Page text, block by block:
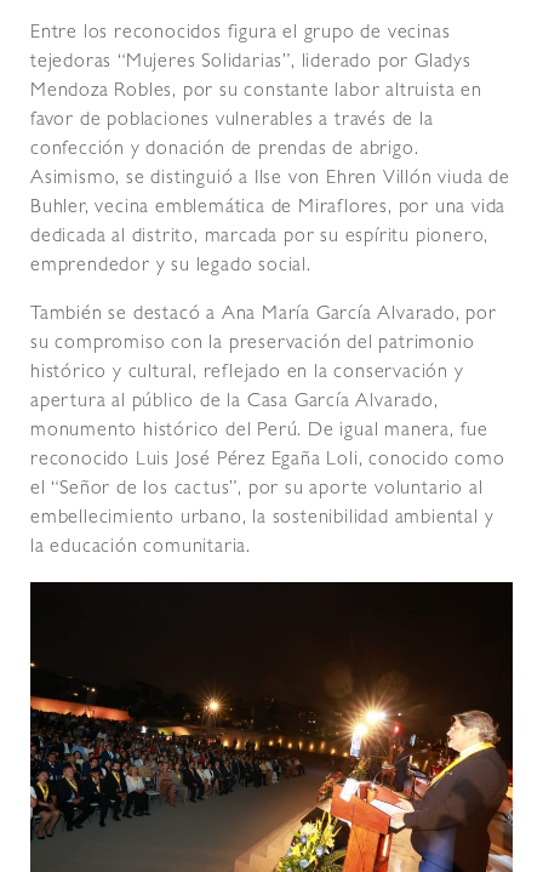
Entre los reconocidos figura el grupo de vecinas
tejedoras “Mujeres Solidarias”, liderado por Gladys
Mendoza Robles, por su constante labor altruista en
favor de poblaciones vulnerables a través de la
confección y donación de prendas de abrigo.
Asimismo, se distinguió a Ilse von Ehren Villón viuda de
Buhler, vecina emblemática de Miraflores, por una vida
dedicada al distrito, marcada por su espíritu pionero,
emprendedor y su legado social.
También se destacó a Ana María García Alvarado, por
su compromiso con la preservación del patrimonio
histórico y cultural, reflejado en la conservación y
apertura al público de la Casa García Alvarado,
monumento histórico del Perú. De igual manera, fue
reconocido Luis José Pérez Egaña Loli, conocido como
el “Señor de los cactus”, por su aporte voluntario al
embellecimiento urbano, la sostenibilidad ambiental y
la educación comunitaria.